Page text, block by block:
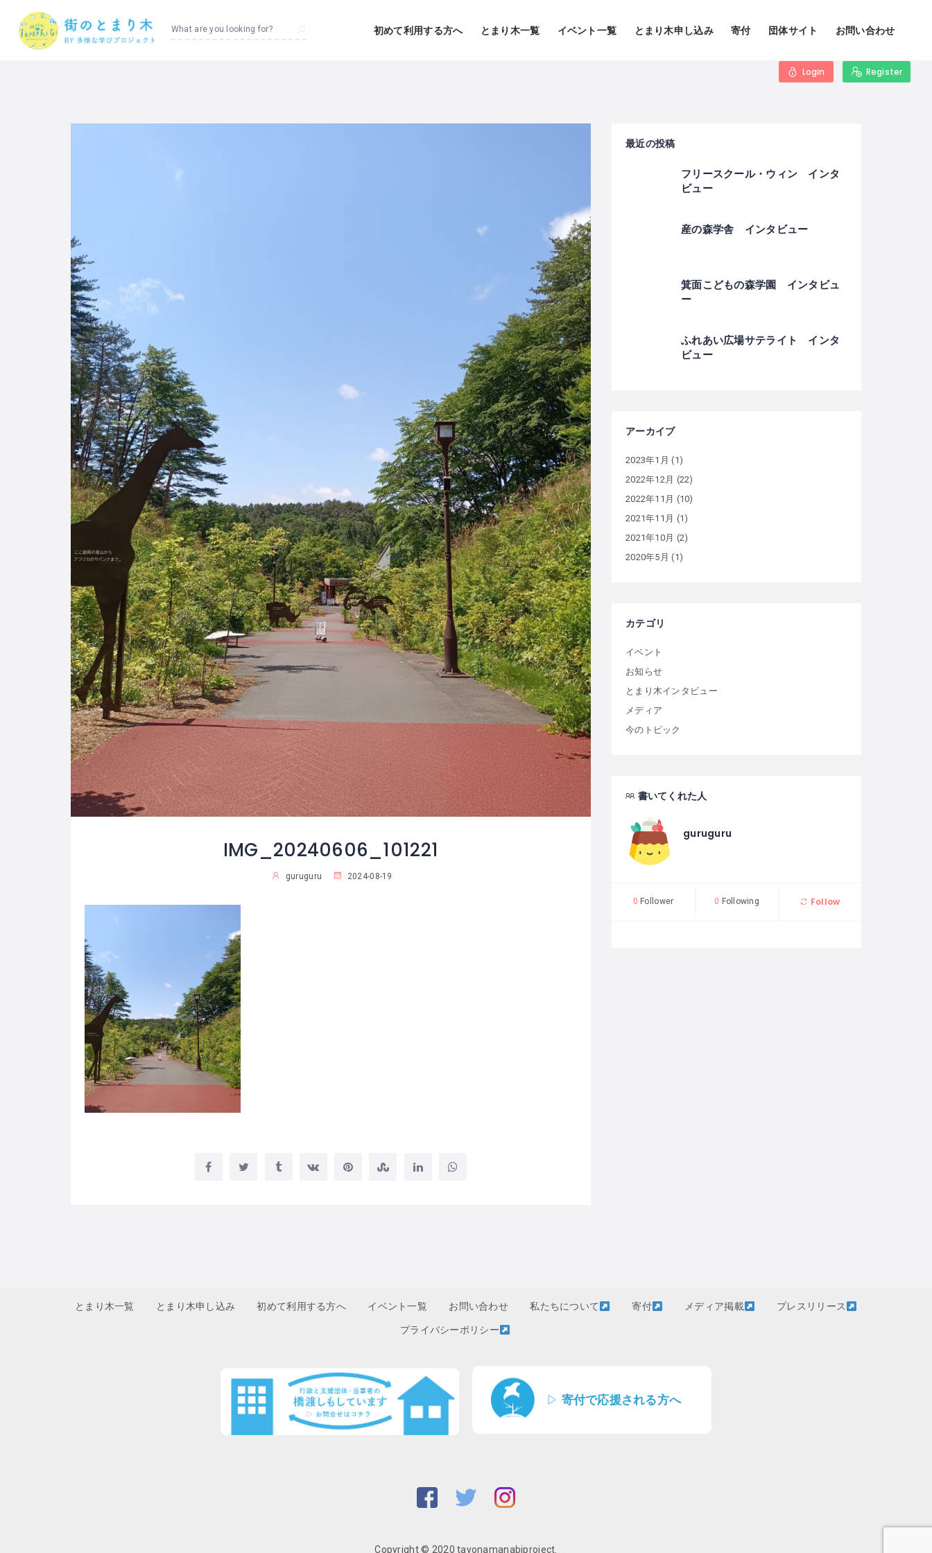
What are you looking for? 初めて利用する方へ とまり木一覧 イベント一覧 とまり木申し込み 寄付 団体サイト お問い合わせ
Login Register
IMG_20240606_101221
guruguru 2024-08-19
最近の投稿
フリースクール・ウィン インタ
ビュー
産の森学舎 インタビュー
箕面こどもの森学園 インタビュ
ー
ふれあい広場サテライト インタ
ビュー
アーカイブ
2023年1月 (1)
2022年12月 (22)
2022年11月 (10)
2021年11月 (1)
2021年10月 (2)
2020年5月 (1)
カテゴリ
イベント
お知らせ
とまり木インタビュー
メディア
今のトピック
書いてくれた人
guruguru
0 Follower 0 Following Follow
とまり木一覧 とまり木申し込み 初めて利用する方へ イベント一覧 お問い合わせ 私たちについて 寄付 メディア掲載 プレスリリース
プライバシーポリシー
▷ 寄付で応援される方へ
Copyright © 2020 tayonamanabiproject.